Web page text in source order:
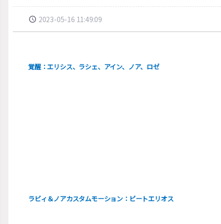
2023-05-16 11:49:09
覚醒：エリシス、ラシェ、アイン、ノア、ロゼ
ラビィ＆ノアカスタムモーション：ビートエリオス